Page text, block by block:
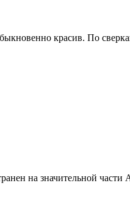
красив. По
на значительной части